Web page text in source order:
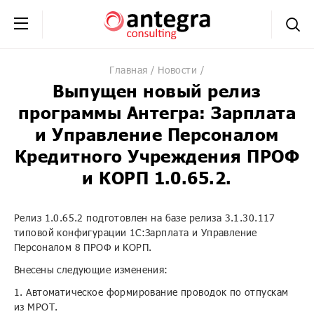
+7 (495) 230-20-02
обратная связь
Главная Новости
Выпущен новый релиз
программы Антегра: Зарплата
и Управление Персоналом
Кредитного Учреждения ПРОФ
и КОРП 1.0.65.2.
Релиз 1.0.65.2 подготовлен на базе релиза 3.1.30.117
типовой конфигурации 1С:Зарплата и Управление
Персоналом 8 ПРОФ и КОРП.
Внесены следующие изменения:
1. Автоматическое формирование проводок по отпускам
из МРОТ.